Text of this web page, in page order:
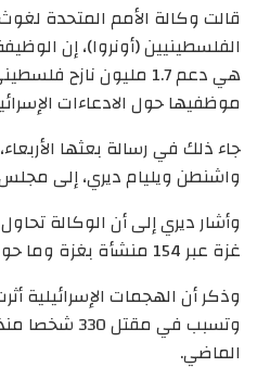
قالت وكالة الأمم المتحدة
الفلسطينيين (أونروا)، إن
هي دعم 1.7 مليون نازح
موظفيها حول الادعاءات
جاء ذلك في رسالة بعثها
واشنطن ويليام ديري، إلى مجلس
غزة عبر 154 منشأة بغزة وما حولها.
وذكر أن الهجمات الإسرائيلية
الماضي.